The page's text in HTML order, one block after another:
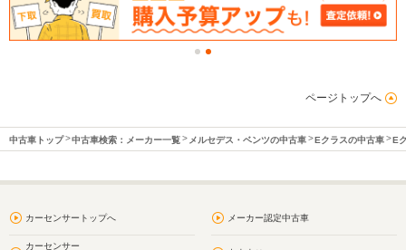
ページトップへ
中古車トップ 中古車検索：メーカー一覧 メルセデス・ベンツの中古車 Eクラスの中古車 E
カーセンサートップへ メーカー認定中古車
カーセンサー